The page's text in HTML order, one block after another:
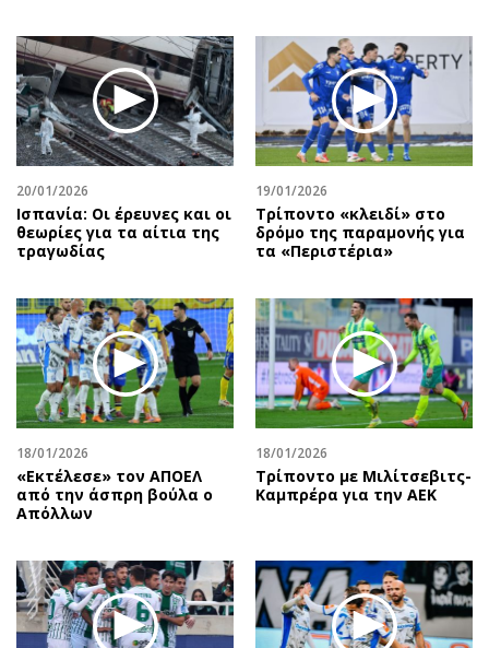
Ναυτιλία
Περιβάλλον
Ελλάδα
Κόσμος
Παράξενα
Πολιτισμός
Σινεμά
Θέατρο-Χορός
Μουσική
Εικαστικά
Βιβλίο
Χειρόγραφα
Showbiz
Ταξίδια
Συνταγές
Έξοδος
Media
Εκπομπές
Wine routes
Podcasts
Uncut
Προσφορές
Προσωπικότητες στην ''Κ''
Επιστολές
20/01/2026
Ισπανία: Οι έρευνες και οι
θεωρίες για τα αίτια της
τραγωδίας
19/01/2026
Τρίποντο «κλειδί» στο
δρόμο της παραμονής για
τα «Περιστέρια»
18/01/2026
«Εκτέλεσε» τον ΑΠΟΕΛ
από την άσπρη βούλα ο
Απόλλων
18/01/2026
Τρίποντο με Μιλίτσεβιτς-
Καμπρέρα για την ΑΕΚ